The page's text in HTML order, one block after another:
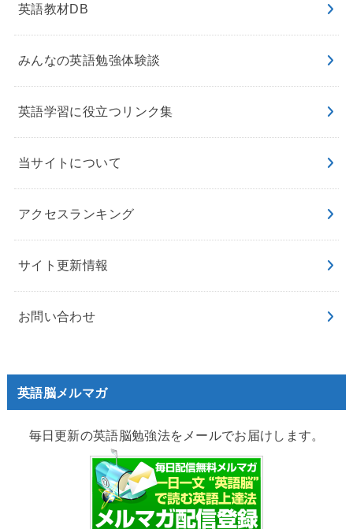
英語教材DB
みんなの英語勉強体験談
英語学習に役立つリンク集
当サイトについて
アクセスランキング
サイト更新情報
お問い合わせ
英語脳メルマガ
毎日更新の英語脳勉強法をメールでお届けします。